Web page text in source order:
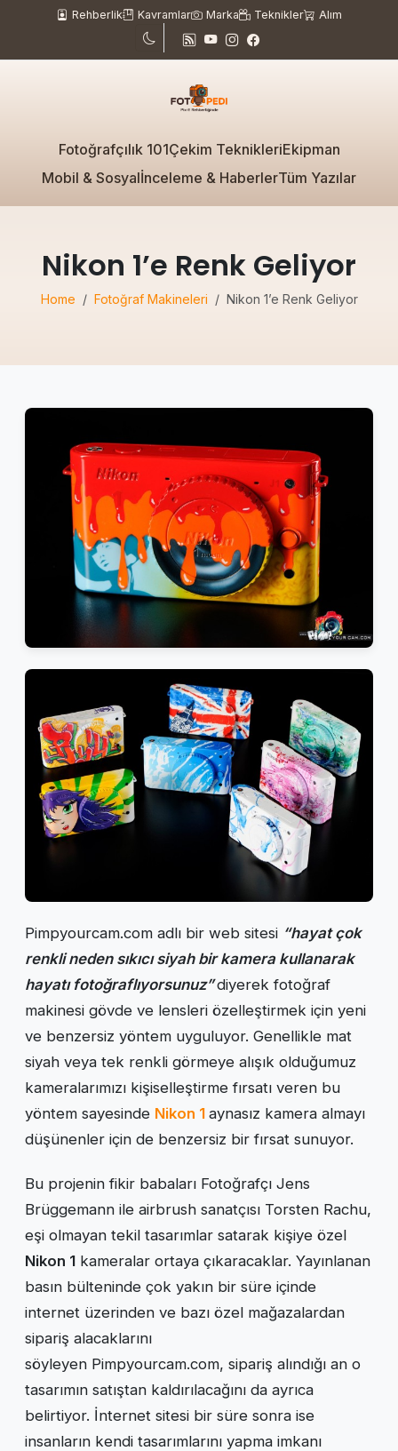
Rehberlik Kavramlar Marka Teknikler Alım
Fotoğrafçılık 101Çekim TeknikleriEkipman
Mobil & Sosyalİnceleme & HaberlerTüm Yazılar
Nikon 1’e Renk Geliyor
Home Fotoğraf Makineleri Nikon 1’e Renk Geliyor
Pimpyourcam.com adlı bir web sitesi “hayat çok
renkli neden sıkıcı siyah bir kamera kullanarak
hayatı fotoğraflıyorsunuz” diyerek fotoğraf
makinesi gövde ve lensleri özelleştirmek için yeni
ve benzersiz yöntem uyguluyor. Genellikle mat
siyah veya tek renkli görmeye alışık olduğumuz
kameralarımızı kişiselleştirme fırsatı veren bu
yöntem sayesinde Nikon 1 aynasız kamera almayı
düşünenler için de benzersiz bir fırsat sunuyor.
Bu projenin fikir babaları Fotoğrafçı Jens
Brüggemann ile airbrush sanatçısı Torsten Rachu,
eşi olmayan tekil tasarımlar satarak kişiye özel
Nikon 1 kameralar ortaya çıkaracaklar. Yayınlanan
basın bülteninde çok yakın bir süre içinde
internet üzerinden ve bazı özel mağazalardan
sipariş alacaklarını
söyleyen Pimpyourcam.com, sipariş alındığı an o
tasarımın satıştan kaldırılacağını da ayrıca
belirtiyor. İnternet sitesi bir süre sonra ise
insanların kendi tasarımlarını yapma imkanı